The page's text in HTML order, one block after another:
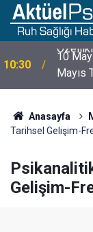
10:30
10
Mayıs
Anasayfa
Tarihsel Gelişim-
Gelişim-